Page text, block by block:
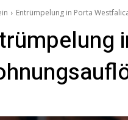
Entrümpelung in Porta